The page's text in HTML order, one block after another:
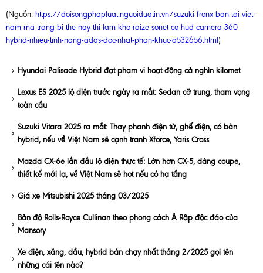
(Nguồn: https://doisongphapluat.nguoiduatin.vn/suzuki-fronx-ban-tai-viet-
nam-ma-trang-bi-the-nay-thi-lam-kho-raize-sonet-co-hud-camera-360-
hybrid-nhieu-tinh-nang-adas-doc-nhat-phan-khuc-a532656.html)
Hyundai Palisade Hybrid đạt phạm vi hoạt động cả nghìn kilomet
Lexus ES 2025 lộ diện trước ngày ra mắt: Sedan cỡ trung, tham vọng
toàn cầu
Suzuki Vitara 2025 ra mắt: Thay phanh điện tử, ghế điện, có bản
hybrid, nếu về Việt Nam sẽ cạnh tranh Xforce, Yaris Cross
Mazda CX-6e lần đầu lộ diện thực tế: Lớn hơn CX-5, dáng coupe,
thiết kế mới lạ, về Việt Nam sẽ hot nếu có hạ tầng
Giá xe Mitsubishi 2025 tháng 03/2025
Bản độ Rolls-Royce Cullinan theo phong cách Ả Rập độc đáo của
Mansory
Xe điện, xăng, dầu, hybrid bán chạy nhất tháng 2/2025 gọi tên
những cái tên nào?